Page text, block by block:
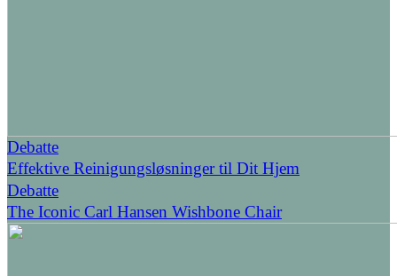
Debatte
Effektive Reinigungsløsninger til Dit Hjem
Debatte
The Iconic Carl Hansen Wishbone Chair